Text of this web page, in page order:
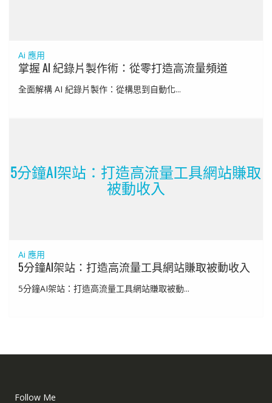
Ai 應用
掌握 AI 紀錄片製作術：從零打造高流量頻道
全面解構 AI 紀錄片製作：從構思到自動化...
5分鐘AI架站：打造高流量工具網站賺取
被動收入
Ai 應用
5分鐘AI架站：打造高流量工具網站賺取被動收入
5分鐘AI架站：打造高流量工具網站賺取被動...
Follow Me